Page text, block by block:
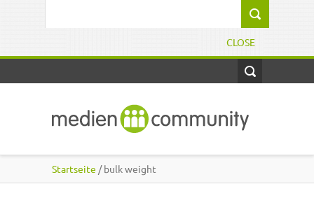
CLOSE
Startseite / bulk weight